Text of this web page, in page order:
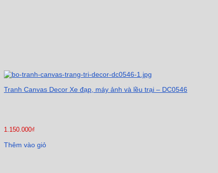
Tranh Canvas Decor Xe đạp, máy ảnh và lều trại – DC0546
1.150.000₫
Thêm vào giỏ